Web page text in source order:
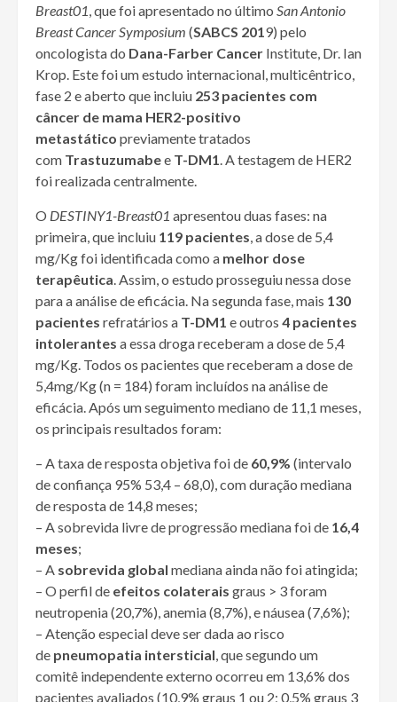
Breast01, que foi apresentado no último San Antonio
Breast Cancer Symposium (SABCS 2019) pelo
oncologista do Dana-Farber Cancer Institute, Dr. Ian
Krop. Este foi um estudo internacional, multicêntrico,
fase 2 e aberto que incluiu 253 pacientes com
câncer de mama HER2-positivo
metastático previamente tratados
com Trastuzumabee T-DM1. A testagem de HER2
foi realizada centralmente.
O DESTINY1-Breast01 apresentou duas fases: na
primeira, que incluiu 119 pacientes, a dose de 5,4
mg/Kg foi identificada como a melhor dose
terapêutica. Assim, o estudo prosseguiu nessa dose
para a análise de eficácia. Na segunda fase, mais 130
pacientes refratários a T-DM1 e outros 4 pacientes
intolerantes a essa droga receberam a dose de 5,4
mg/Kg. Todos os pacientes que receberam a dose de
5,4mg/Kg (n = 184) foram incluídos na análise de
eficácia. Após um seguimento mediano de 11,1 meses,
os principais resultados foram:
– A taxa de resposta objetiva foi de 60,9% (intervalo
de confiança 95% 53,4 – 68,0), com duração mediana
de resposta de 14,8 meses;
– A sobrevida livre de progressão mediana foi de 16,4
meses;
– A sobrevida global mediana ainda não foi atingida;
– O perfil de efeitos colaterais graus > 3 foram
neutropenia (20,7%), anemia (8,7%), e náusea (7,6%);
– Atenção especial deve ser dada ao risco
de pneumopatia intersticial, que segundo um
comitê independente externo ocorreu em 13,6% dos
pacientes avaliados (10,9% graus 1 ou 2; 0,5% graus 3